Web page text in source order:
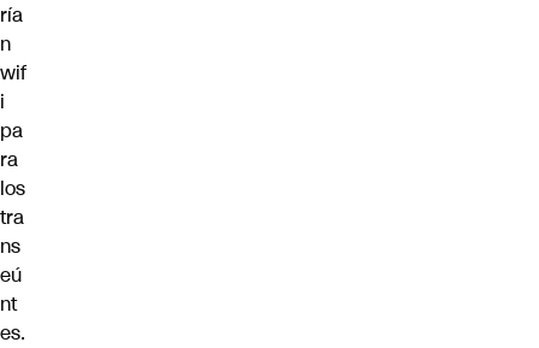
ría
n
wif
i
pa
ra
los
tra
ns
eú
nt
es.